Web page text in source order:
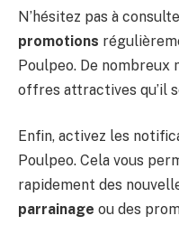
N’hésitez pas à
promotions
Poulpeo. De nombreux
offres attractives qu’il
Enfin, activez les
Poulpeo. Cela vous
rapidement des
parrainage ou des